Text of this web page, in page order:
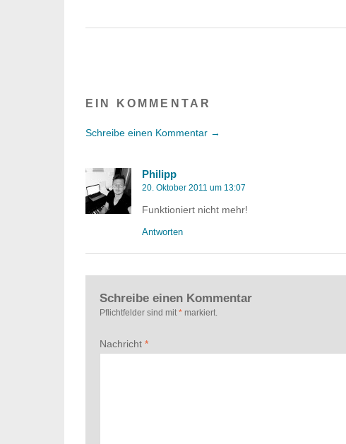
EIN KOMMENTAR
Schreibe einen Kommentar →
Philipp
20. Oktober 2011 um 13:07
Funktioniert nicht mehr!
Antworten
Schreibe einen Kommentar
Pflichtfelder sind mit * markiert.
Nachricht *